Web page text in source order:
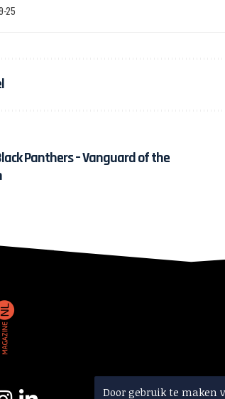
Door gebruik te maken
25
Panthers – Vanguard of the